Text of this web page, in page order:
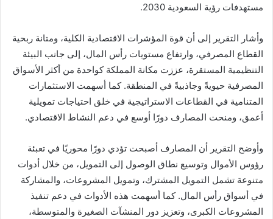
مستهدفات رؤية السعودية 2030.
وأشار التقرير إلى أن قوة المؤشرات الاقتصادية الكلية، ومتانة ربحية
القطاع المصرفي، وارتفاع مستويات رأس المال، إلى جانب البيئة
التنظيمية المستقرة، عززت مكانة المملكة كواحدة من أكثر الأسواق
المصرفية حيويةً وجاذبيةً في المنطقة. كما أسهمت الاستثمارات
المتنامية في القطاعات الاستراتيجية في خلق احتياجات تمويلية
أعمق، ومنحت المصارف دورًا أوسع في دعم النشاط الاقتصادي.
وأوضح التقرير أن المصارف أصبحت تؤدي دورًا محوريًا في تعبئة
رؤوس الأموال وتوسيع نطاق الوصول إلى التمويل، من خلال أدوات
متنوعة تشمل التمويل المشترك، وتمويل المشروعات، والمشاركة
في أسواق رأس المال. كما أسهمت هذه الأدوات في دعم تنفيذ
المشروعات الكبرى، وتعزيز دور المنشآت الصغيرة والمتوسطة،